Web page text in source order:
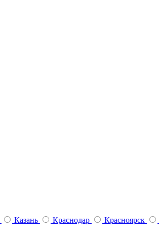
Казань Краснодар Красноярск